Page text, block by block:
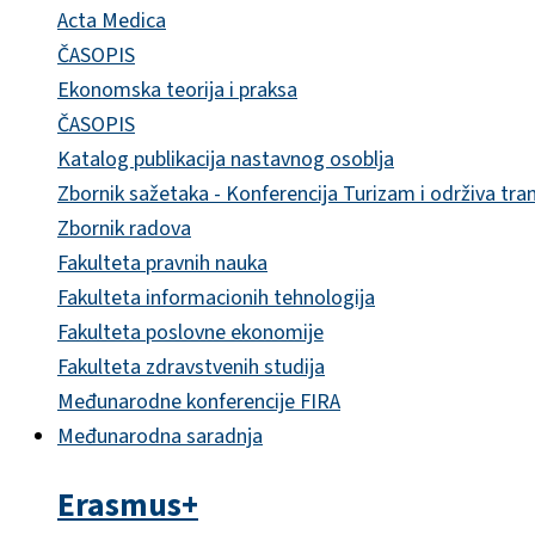
Acta Medica
ČASOPIS
Ekonomska teorija i praksa
ČASOPIS
Katalog publikacija nastavnog osoblja
Zbornik sažetaka - Konferencija Turizam i održiva
Zbornik radova
Fakulteta pravnih nauka
Fakulteta informacionih tehnologija
Fakulteta poslovne ekonomije
Fakulteta zdravstvenih studija
Međunarodne konferencije FIRA
Međunarodna saradnja
Erasmus+